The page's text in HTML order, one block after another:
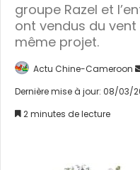
groupe Razel et
ont vendus du
même projet.
Actu Chine-Cameroon
Dernière mise à jour: 08/03/
2 minutes de lecture